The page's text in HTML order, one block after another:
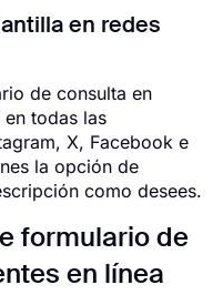
en redes
de consulta en
todas las
X, Facebook e
la opción de
como desees.
formulario de
en línea